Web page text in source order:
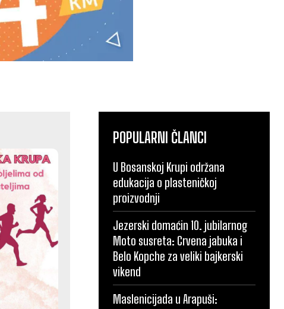
POPULARNI ČLANCI
U Bosanskoj Krupi održana
edukacija o plasteničkoj
proizvodnji
Jezerski domaćin 10. jubilarnog
Moto susreta: Crvena jabuka i
Belo Kopche za veliki bajkerski
vikend
Maslenicijada u Arapuši: